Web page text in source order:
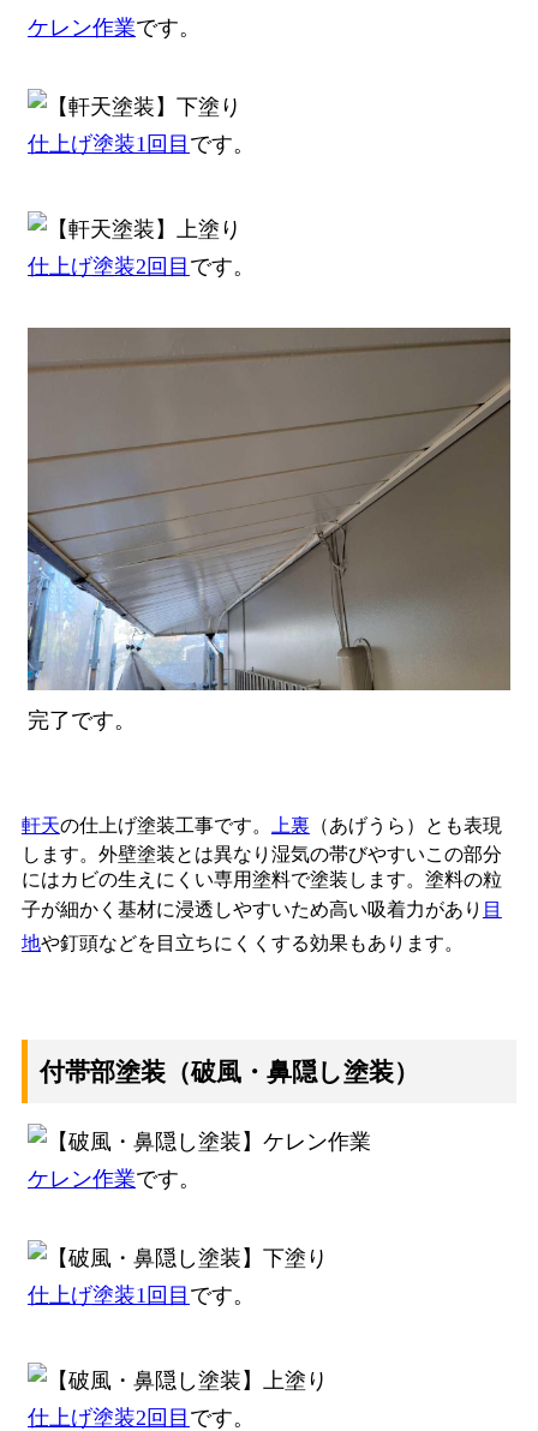
ケレン作業です。
仕上げ塗装1回目 です。
仕上げ塗装2回目 です。
完了です。
軒天の仕上げ塗装工事です。 上裏 （あげうら）とも表現
します。外壁塗装とは異なり湿気の帯びやすいこの部分
にはカビの生えにくい専用塗料で塗装します。塗料の粒
子が細かく基材に浸透しやすいため高い吸着力があり 目
地や釘頭などを目立ちにくくする効果もあります。
付帯部塗装（破風・鼻隠し塗装）
ケレン作業です。
仕上げ塗装1回目 です。
仕上げ塗装2回目 です。